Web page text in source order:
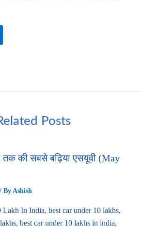
Posts
तक की सबसे बढ़िया एसयूवी (May
/ By Ashish
Lakh In India, best car under 10 lakhs,
best car under 10 lakhs in india,